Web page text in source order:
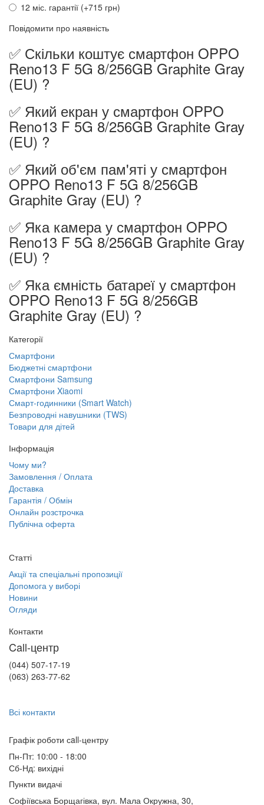
12 міс. гарантії (+715 грн)
Повідомити про наявність
✅ Скільки коштує смартфон OPPO
Reno13 F 5G 8/256GB Graphite Gray
(EU) ?
✅ Який екран у смартфон OPPO
Reno13 F 5G 8/256GB Graphite Gray
(EU) ?
✅ Який об'єм пам'яті у смартфон
OPPO Reno13 F 5G 8/256GB
Graphite Gray (EU) ?
✅ Яка камера у смартфон OPPO
Reno13 F 5G 8/256GB Graphite Gray
(EU) ?
✅ Яка ємність батареї у смартфон
OPPO Reno13 F 5G 8/256GB
Graphite Gray (EU) ?
Категорії
Смартфони
Бюджетні смартфони
Смартфони Samsung
Смартфони Xiaomi
Смарт-годинники (Smart Watch)
Безпроводні навушники (TWS)
Товари для дітей
Інформація
Чому ми?
Замовлення / Оплата
Доставка
Гарантія / Обмін
Онлайн розстрочка
Публічна оферта
Статті
Акції та спеціальні пропозиції
Допомога у виборі
Новини
Огляди
Контакти
Call-центр
(044) 507-17-19
(063) 263-77-62
Всі контакти
Графік роботи сall-центру
Пн-Пт: 10:00 - 18:00
Сб-Нд: вихідні
Пункти видачі
Софіївська Борщагівка, вул. Мала Окружна, 30,